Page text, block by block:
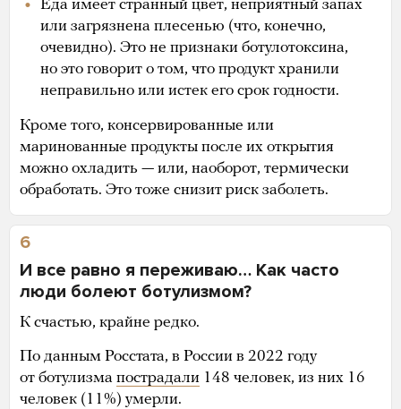
Еда имеет странный цвет, неприятный запах
или загрязнена плесенью (что, конечно,
очевидно). Это не признаки ботулотоксина,
но это говорит о том, что продукт хранили
неправильно или истек его срок годности.
Кроме того, консервированные или
маринованные продукты после их открытия
можно охладить — или, наоборот, термически
обработать. Это тоже снизит риск заболеть.
6
И все равно я переживаю… Как часто
люди болеют ботулизмом?
К счастью, крайне редко.
По данным Росстата, в России в 2022 году
от ботулизма пострадали 148 человек, из них 16
человек (11%) умерли.